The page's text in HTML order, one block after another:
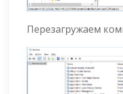
Перезагружаем